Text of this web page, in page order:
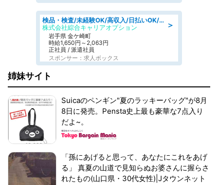
＞
検品・検査/未経験OK/高収入/日払いOK/交替制/20・30・40代活躍中
株式会社綜合キャリアオプション
岩手県 金ケ崎町
時給1,650円～2,063円
正社員 / 派遣社員
スポンサー：求人ボックス
姉妹サイト
Suicaのペンギン"夏のラッキーバッグ"が8月
8日に発売。Pensta史上最も豪華な7点入り
だよ~。
「孫にあげると思って、あなたにこれをあげ
る」 真夏の山道で見知らぬお婆さんに握らさ
れたもの(山口県・30代女性)|Jタウンネット